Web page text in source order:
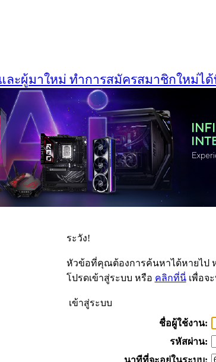
ะผู้มาใหม่ ทำการสมัครสมาชิกใหม่ได้ที่
ระวัง!
หัวข้อที่คุณต้องการค้นหาได้หายไป
โปรดเข้าสู่ระบบ หรือ คลิกที่นี่เพื่อจะ
เข้าสู่ระบบ
ชื่อผู้ใช้งาน:
รหัสผ่าน:
นาทีที่จะอยู่ในระบบ: